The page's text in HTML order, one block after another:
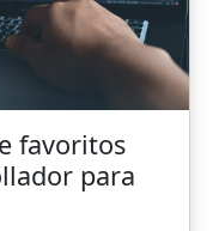
favoritos
para